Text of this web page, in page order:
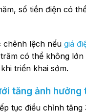
số tiền điện có
chênh lệch nếu giá
có thể không lớn
triển khai sớm.
tăng ảnh hưởng
tục điều chỉnh tăng